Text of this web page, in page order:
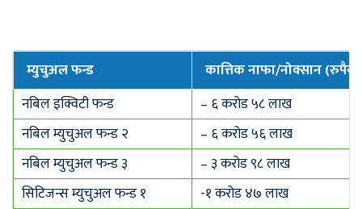
म्युचुअल फन्ड कात्तिक नाफा/नोक्सान
नबिल इक्विटी फन्ड
– ६ करोड ५८ लाख
नबिल म्युचुअल फन्ड २
– ६ करोड ५६ लाख
नबिल म्युचुअल फन्ड ३
– ३ करोड ९८ लाख
सिटिजन्स म्युचुअल फन्ड १
-१ करोड ४७ लाख